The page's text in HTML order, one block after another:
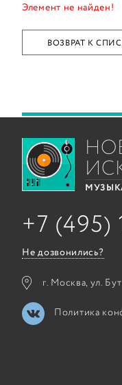
Элемент не найден!
ВОЗВРАТ К
+7
Не дозвонились?
г. Москва, ул.
Политика